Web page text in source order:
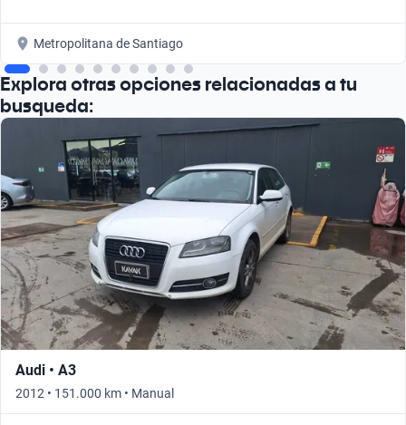
Metropolitana de Santiago
Explora otras opciones relacionadas a tu
busqueda:
Audi • A3
2012 • 151.000 km • Manual